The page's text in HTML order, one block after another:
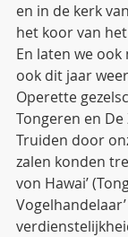
en in de kerk
het koor van het
En laten we
ook dit jaar
Operette
Tongeren en
Truiden door
zalen konden
von Hawai’